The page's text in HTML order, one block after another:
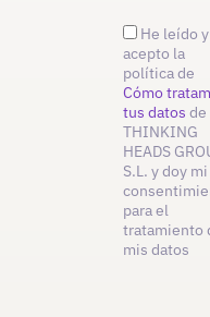
He leído y
acepto la
política de
Cómo
tus datos de
THINKING
HEADS
S.L. y doy mi
para el
tratamiento
mis datos